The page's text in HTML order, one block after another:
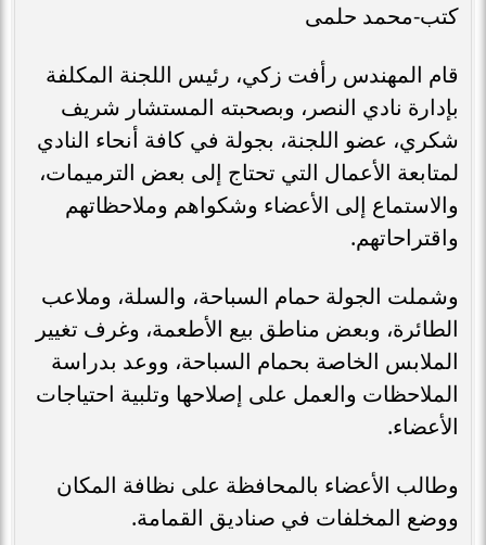
كتب-محمد حلمى
قام المهندس رأفت زكي، رئيس اللجنة المكلفة
بإدارة نادي النصر، وبصحبته المستشار شريف
شكري، عضو اللجنة، بجولة في كافة أنحاء النادي
لمتابعة الأعمال التي تحتاج إلى بعض الترميمات،
والاستماع إلى الأعضاء وشكواهم وملاحظاتهم
واقتراحاتهم.
وشملت الجولة حمام السباحة، والسلة، وملاعب
الطائرة، وبعض مناطق بيع الأطعمة، وغرف تغيير
الملابس الخاصة بحمام السباحة، ووعد بدراسة
الملاحظات والعمل على إصلاحها وتلبية احتياجات
الأعضاء.
وطالب الأعضاء بالمحافظة على نظافة المكان
ووضع المخلفات في صناديق القمامة.